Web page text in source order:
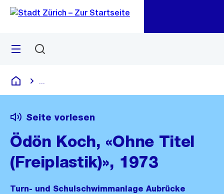
Navigation
Sprunglink
Menü
Deutsch
Seite vorlesen
Ödön Koch, «Ohne Titel
(Freiplastik)», 1973
Turn- und Schulschwimmanlage Aubrücke